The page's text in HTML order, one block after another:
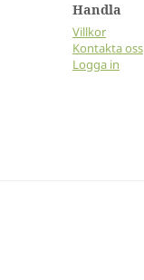
Handla
Villkor
Kontakta oss
Logga in